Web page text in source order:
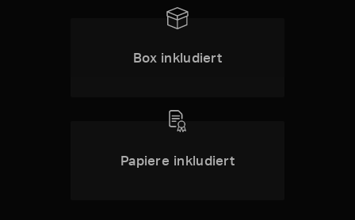
Box inkludiert
Papiere inkludiert